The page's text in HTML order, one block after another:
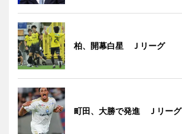
柏、開幕白星 Ｊリーグ
町田、大勝で発進 Ｊリーグ